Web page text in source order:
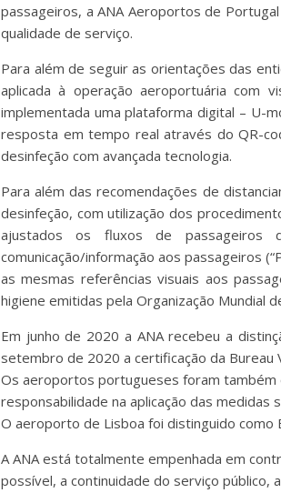
passageiros, a ANA Aeroportos de
qualidade de serviço.
Para além de seguir as orientações das
aplicada à operação aeroportuária com
implementada uma plataforma digital – U-
resposta em tempo real através do QR-
desinfeção com avançada tecnologia.
Para além das recomendações de
desinfeção, com utilização dos
ajustados os fluxos de passageiros
comunicação/informação aos passageiros
as mesmas referências visuais aos
higiene emitidas pela Organização Mundial
Em junho de 2020 a ANA recebeu a
setembro de 2020 a certificação da
Os aeroportos portugueses foram também
responsabilidade na aplicação das medidas
O aeroporto de Lisboa foi distinguido como
A ANA está totalmente empenhada em
possível, a continuidade do serviço público,